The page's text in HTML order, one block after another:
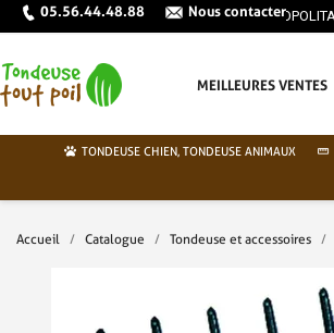
05.56.44.48.88 Nous contacter
MEILLEURES VENTES
TONDEUSE CHIEN, TONDEUSE ANIMAUX
Accueil Catalogue Tondeuse et accessoires